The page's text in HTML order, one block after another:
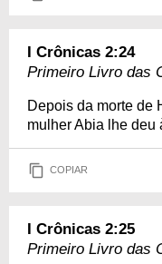
I Crônicas 2:24
Primeiro Livro das
Depois da morte de
mulher Abia lhe deu
COPIAR
I Crônicas 2:25
Primeiro Livro das